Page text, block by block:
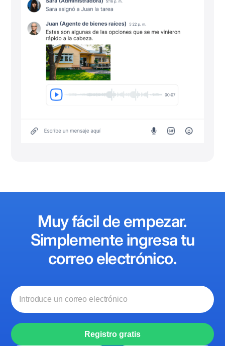
Muy fácil de empezar.
Simplemente ingresa tu
correo electrónico.
Registro gratis